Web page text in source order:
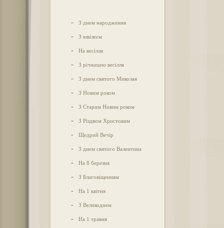
- З днем народження
- З ювілеєм
- На весілля
- З річницею весілля
- З днем святого Миколая
- З Новим роком
- З Старим Новим роком
- З Різдвом Христовим
- Щедрий Вечір
- З днем святого Валентина
- На 8 березня
- З Благовіщенням
- На 1 квітня
- З Великоднем
- На 1 травня